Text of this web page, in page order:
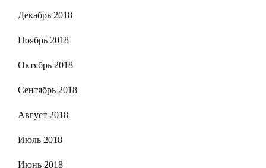
Декабрь 2018
Ноябрь 2018
Октябрь 2018
Сентябрь 2018
Август 2018
Июль 2018
Июнь 2018